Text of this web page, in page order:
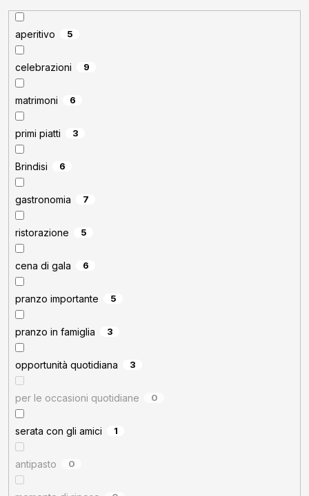
aperitivo 5
celebrazioni 9
matrimoni 6
primi piatti 3
Brindisi 6
gastronomia 7
ristorazione 5
cena di gala 6
pranzo importante 5
pranzo in famiglia 3
opportunità quotidiana 3
per le occasioni quotidiane 0
serata con gli amici 1
antipasto 0